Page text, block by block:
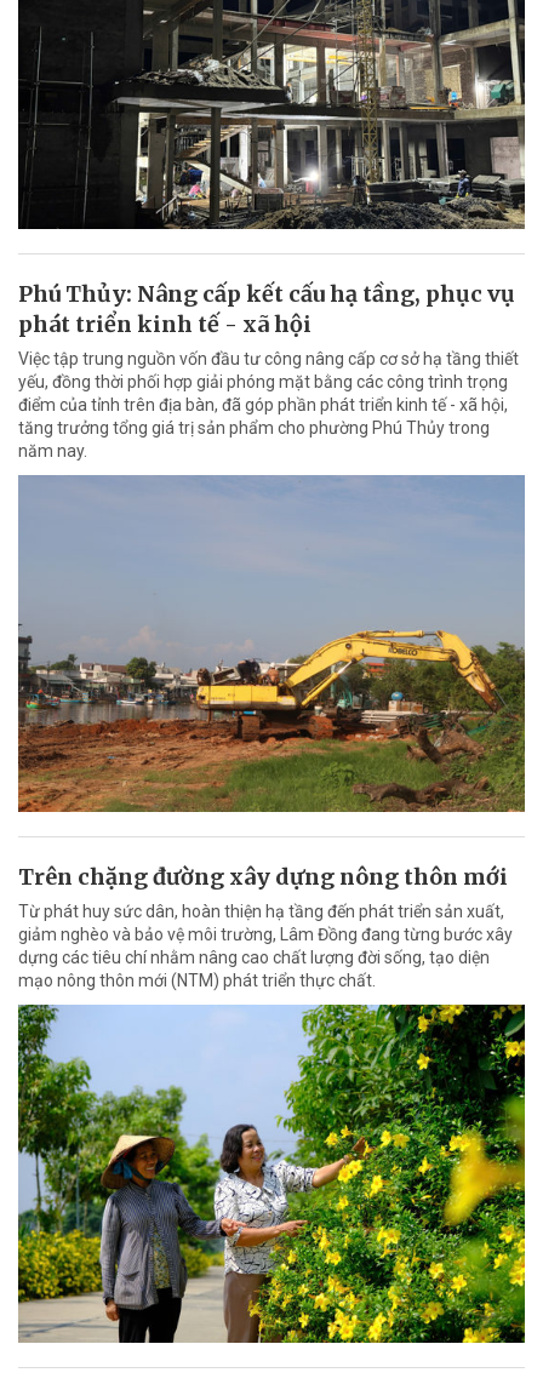
Phú Thủy: Nâng cấp kết cấu hạ tầng, phục vụ
phát triển kinh tế - xã hội
Việc tập trung nguồn vốn đầu tư công nâng cấp cơ sở hạ tầng thiết
yếu, đồng thời phối hợp giải phóng mặt bằng các công trình trọng
điểm của tỉnh trên địa bàn, đã góp phần phát triển kinh tế - xã hội,
tăng trưởng tổng giá trị sản phẩm cho phường Phú Thủy trong
năm nay.
Trên chặng đường xây dựng nông thôn mới
Từ phát huy sức dân, hoàn thiện hạ tầng đến phát triển sản xuất,
giảm nghèo và bảo vệ môi trường, Lâm Đồng đang từng bước xây
dựng các tiêu chí nhằm nâng cao chất lượng đời sống, tạo diện
mạo nông thôn mới (NTM) phát triển thực chất.